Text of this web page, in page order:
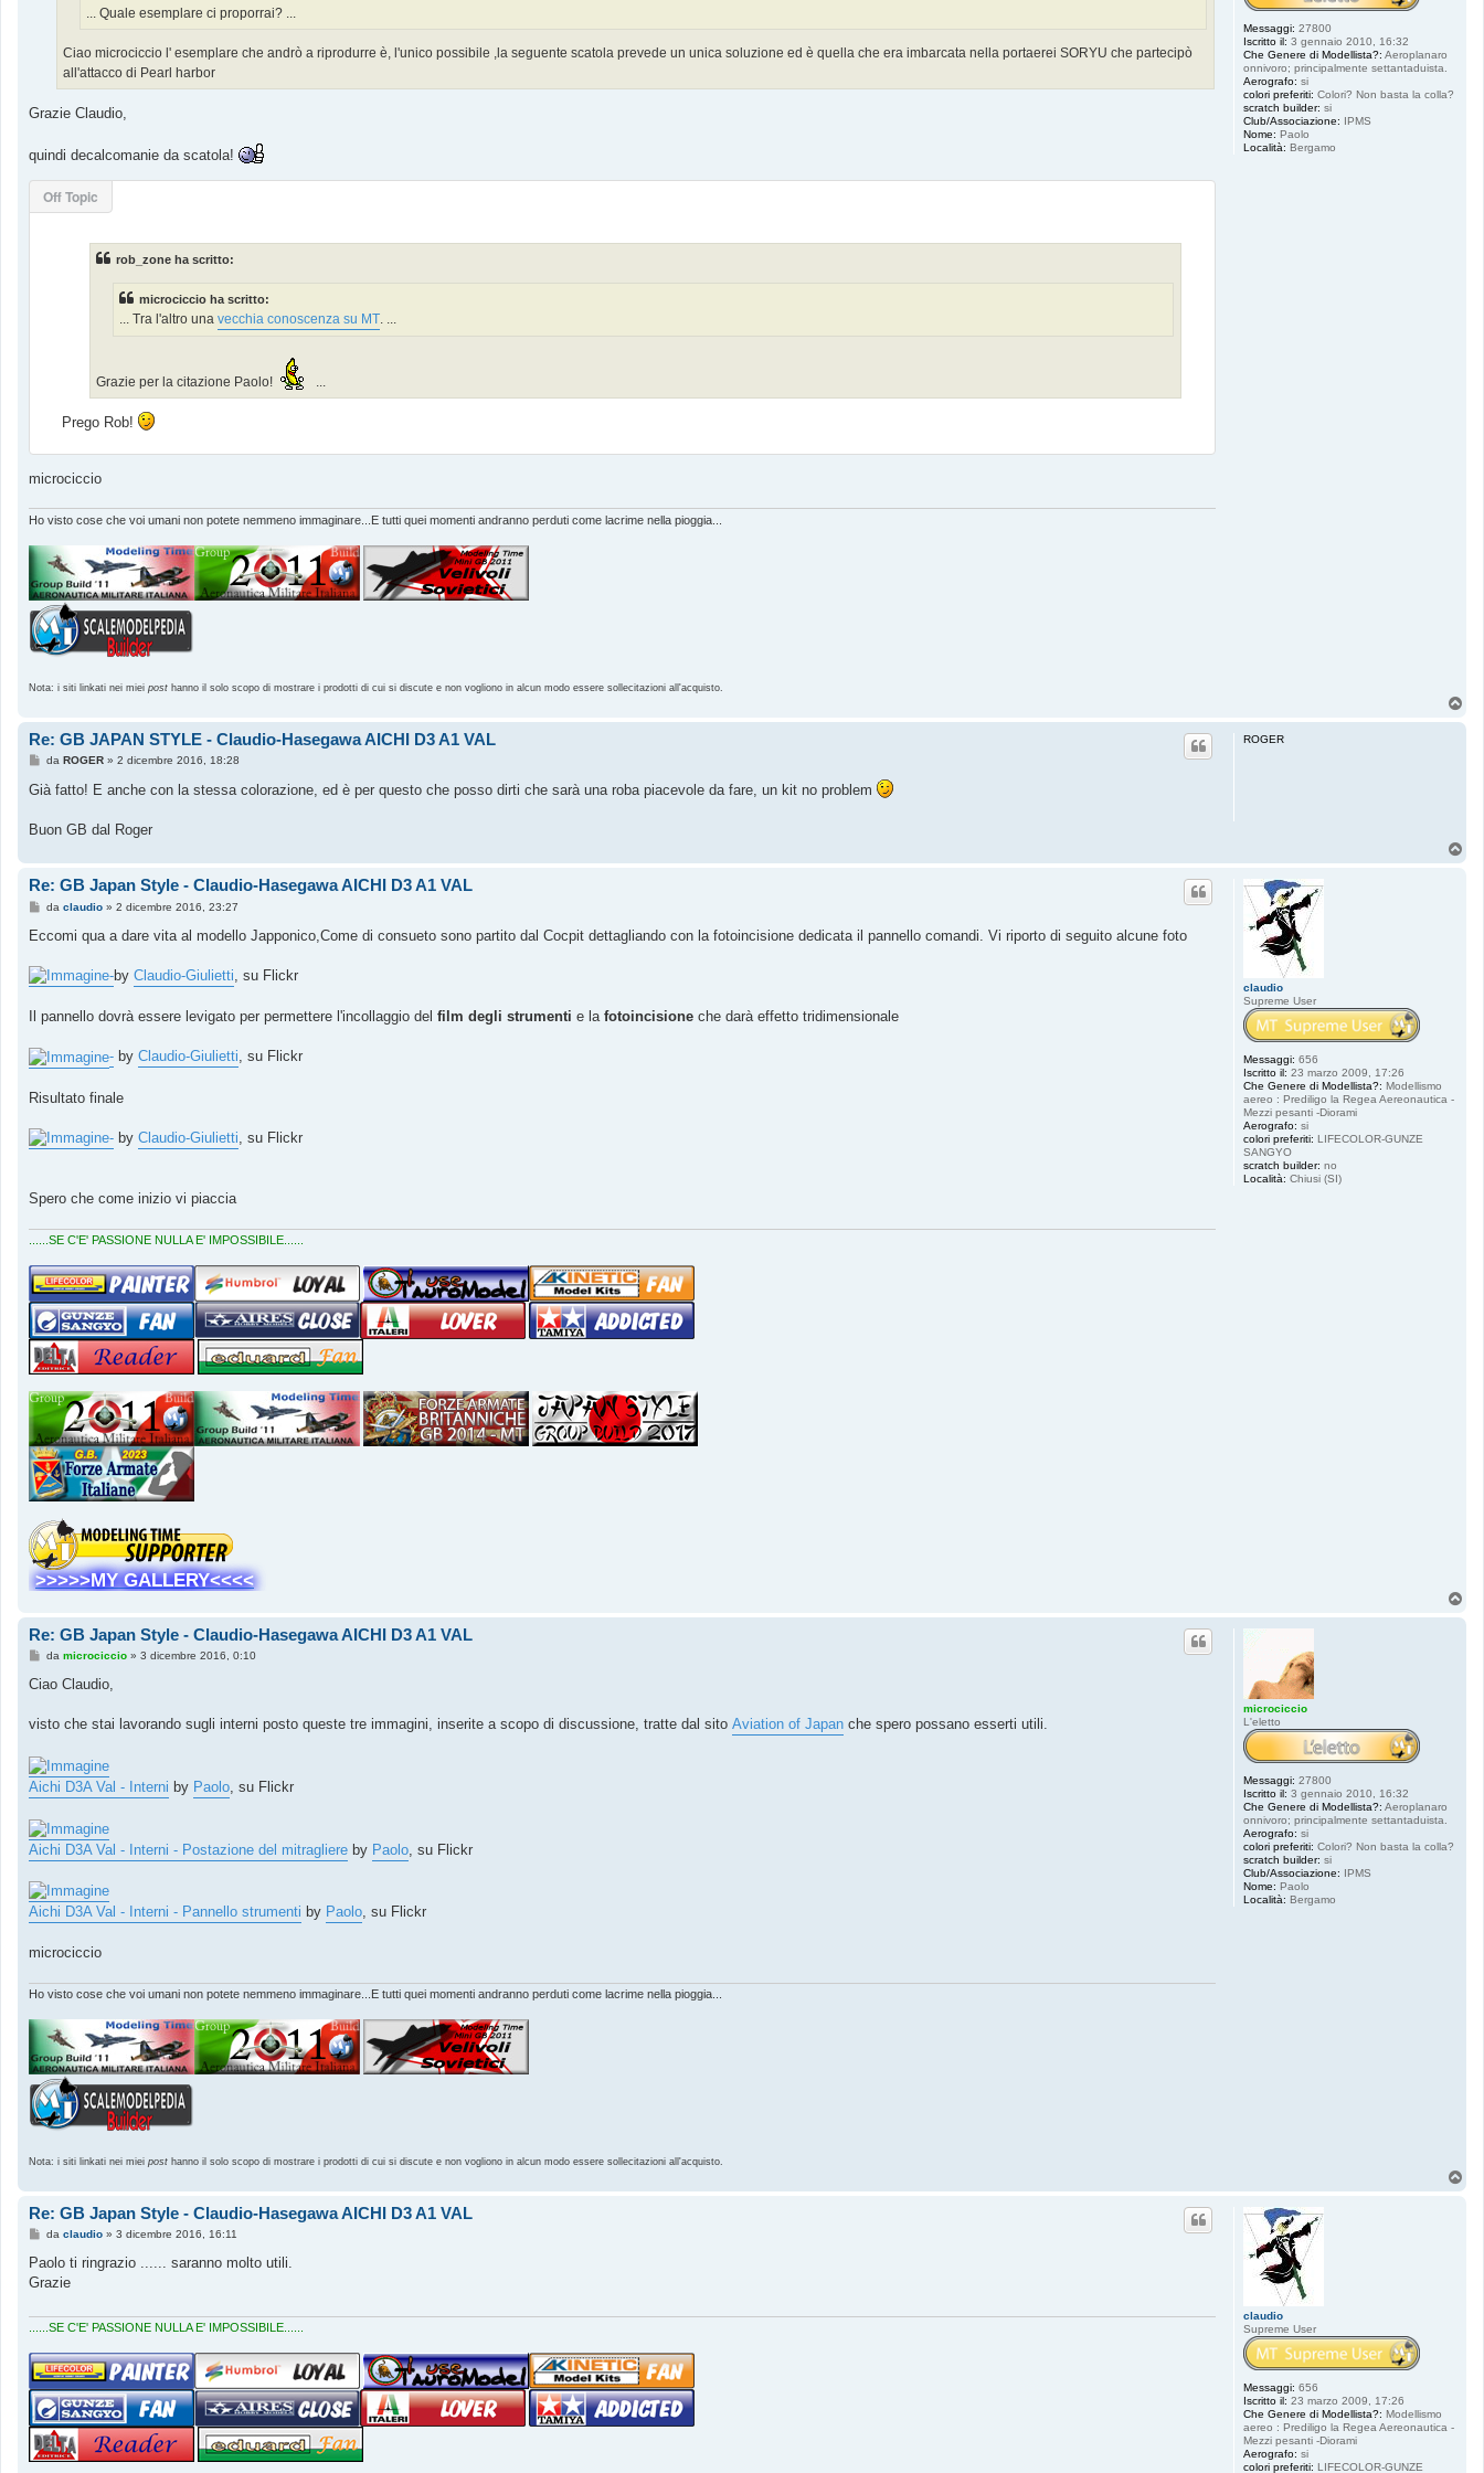
Messaggi: 27800
Iscritto il: 3 gennaio 2010, 16:32
Che Genere di Modellista?: Aeroplanaro
onnivoro; principalmente settantaduista.
Aerografo: si
colori preferiti: Colori? Non basta la colla?
scratch builder: si
Club/Associazione: IPMS
Nome: Paolo
Località: Bergamo
... Quale esemplare ci proporrai? ...
Ciao microciccio l' esemplare che andrò a riprodurre è, l'unico possibile ,la seguente scatola prevede un unica soluzione ed è quella che era imbarcata nella portaerei SORYU che partecipò
all'attacco di Pearl harbor
Grazie Claudio,
quindi decalcomanie da scatola!
Off Topic
rob_zone ha scritto:
microciccio ha scritto:
... Tra l'altro una vecchia conoscenza su MT. ...
Grazie per la citazione Paolo!
Prego Rob!
microciccio
Ho visto cose che voi umani non potete nemmeno immaginare...E tutti quei momenti andranno perduti come lacrime nella pioggia...
Nota: i siti linkati nei miei post hanno il solo scopo di mostrare i prodotti di cui si discute e non vogliono in alcun modo essere sollecitazioni all'acquisto.
ROGER
Re: GB JAPAN STYLE - Claudio-Hasegawa AICHI D3 A1 VAL
M
s
s
g
g
o
da ROGER» 2 dicembre 2016, 18:28
Già fatto! E anche con la stessa colorazione, ed è per questo che posso dirti che sarà una roba piacevole da fare, un kit no problem
Buon GB dal Roger
claudio
Supreme User
Messaggi: 656
Iscritto il: 23 marzo 2009, 17:26
Che Genere di Modellista?: Modellismo
aereo : Prediligo la Regea Aereonautica -
Mezzi pesanti -Diorami
Aerografo: si
colori preferiti: LIFECOLOR-GUNZE
SANGYO
scratch builder: no
Località: Chiusi (SI)
Re: GB Japan Style - Claudio-Hasegawa AICHI D3 A1 VAL
M
s
g
g
o
da claudio» 2 dicembre 2016, 23:27
Eccomi qua a dare vita al modello Japponico,Come di consueto sono partito dal Cocpit dettagliando con la fotoincisione dedicata il pannello comandi. Vi riporto di seguito alcune foto
-by Claudio-Giulietti , su Flickr
Il pannello dovrà essere levigato per permettere l'incollaggio del film degli strumenti e la fotoincisione che darà effetto tridimensionale
- by Claudio-Giulietti, su Flickr
Risultato finale
- by Claudio-Giulietti , su Flickr
Spero che come inizio vi piaccia
......SE C'E' PASSIONE NULLA E' IMPOSSIBILE......
>>>>>MY GALLERY<<<<
microciccio
L'eletto
Messaggi: 27800
Iscritto il: 3 gennaio 2010, 16:32
Che Genere di Modellista?: Aeroplanaro
onnivoro; principalmente settantaduista.
Aerografo: si
colori preferiti: Colori? Non basta la colla?
scratch builder: si
Club/Associazione: IPMS
Nome: Paolo
Località: Bergamo
Re: GB Japan Style - Claudio-Hasegawa AICHI D3 A1 VAL
M
s
g
o
da microciccio» 3 dicembre 2016, 0:10
Ciao Claudio,
visto che stai lavorando sugli interni posto queste tre immagini, inserite a scopo di discussione, tratte dal sito Aviation of Japan che spero possano esserti utili.
Aichi D3A Val - Interni by Paolo, su Flickr
Aichi D3A Val - Interni - Postazione del mitragliere by Paolo , su Flickr
Aichi D3A Val - Interni - Pannello strumenti by Paolo, su Flickr
microciccio
Ho visto cose che voi umani non potete nemmeno immaginare...E tutti quei momenti andranno perduti come lacrime nella pioggia...
Nota: i siti linkati nei miei post hanno il solo scopo di mostrare i prodotti di cui si discute e non vogliono in alcun modo essere sollecitazioni all'acquisto.
claudio
Supreme User
Messaggi: 656
Iscritto il: 23 marzo 2009, 17:26
Che Genere di Modellista?: Modellismo
aereo : Prediligo la Regea Aereonautica -
Mezzi pesanti -Diorami
Aerografo: si
colori preferiti: LIFECOLOR-GUNZE
Re: GB Japan Style - Claudio-Hasegawa AICHI D3 A1 VAL
M
s
a
da claudio» 3 dicembre 2016, 16:11
Paolo ti ringrazio ...... saranno molto utili.
Grazie
......SE C'E' PASSIONE NULLA E' IMPOSSIBILE......